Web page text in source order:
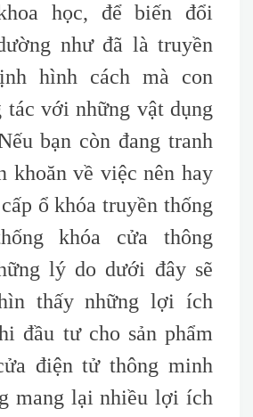
học, để biến đổi
như đã là truyền
hình cách mà con
với những vật dụng
bạn còn đang tranh
khoăn về việc nên hay
ổ khóa truyền thống
khóa cửa thông
lý do dưới đây sẽ
thấy những lợi ích
đầu tư cho sản phẩm
điện tử thông minh
mang lại nhiều lợi ích